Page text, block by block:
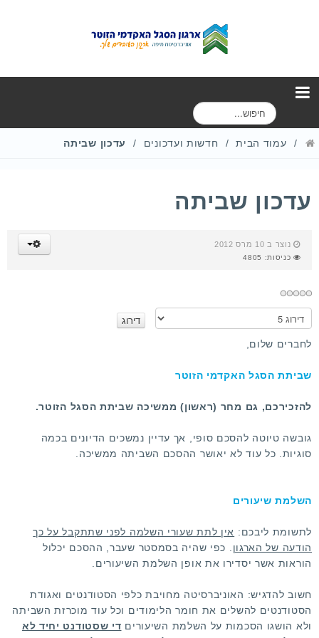
ח
י
עמוד הבית חדשות ועדכונים עדכון שביתה
עדכון שביתה
נוצר ב 10 מרס 2012
כניסות: 4805
נ
א
ר
לחברים שלום,
שביתת הסגל האקדמי הזוטר
להזכירכם, גם מחר (ראשון) ממשיכה שביתת הסגל הזוטר.
גובשה טיוטה להסכם סופי, אך עדיין נמשכים הדיונים בכמה
סוגיות. כל עוד לא יאושר ההסכם השביתה ממשיכה.
השלמת שיעורים
לתשומת ליבכם: אין לתת שעורי השלמה לפני שתתקבל על כך
הודעה של הארגון . כפי שהיה בסמסטר שעבר, ההסכם יכלול
הוראות אשר יסדירו את אופן השלמת השיעורים.
חשוב להדגיש: האוניברסיטה מחויבת כלפי הסטודנטים ואגודת
הסטודנטים להשלים את חומר הלימודים וכל עוד מוכרזת השביתה
ולא הושגו הסכמות על השלמת השיעורים די שסטודנט יחיד לא